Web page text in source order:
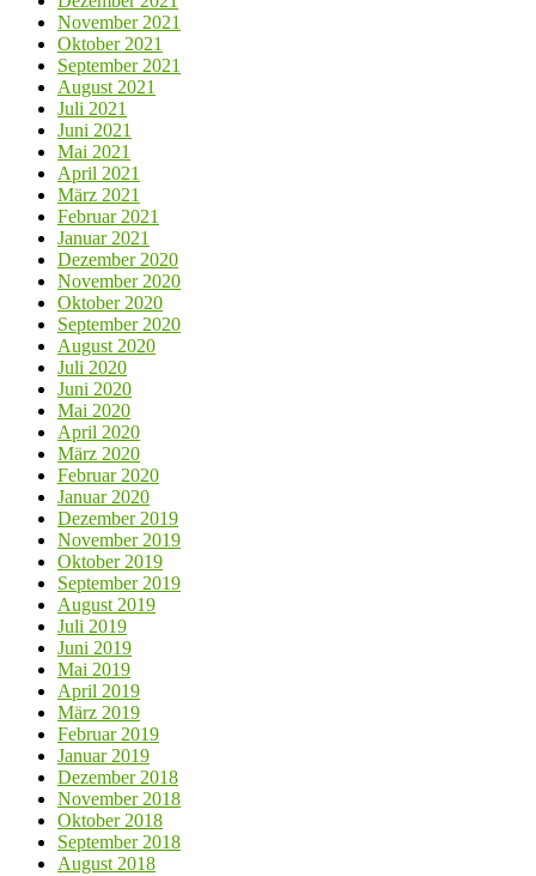
November 2021
Oktober 2021
September 2021
August 2021
Juli 2021
Juni 2021
Mai 2021
April 2021
März 2021
Februar 2021
Januar 2021
Dezember 2020
November 2020
Oktober 2020
September 2020
August 2020
Juli 2020
Juni 2020
Mai 2020
April 2020
März 2020
Februar 2020
Januar 2020
Dezember 2019
November 2019
Oktober 2019
September 2019
August 2019
Juli 2019
Juni 2019
Mai 2019
April 2019
März 2019
Februar 2019
Januar 2019
Dezember 2018
November 2018
Oktober 2018
September 2018
August 2018